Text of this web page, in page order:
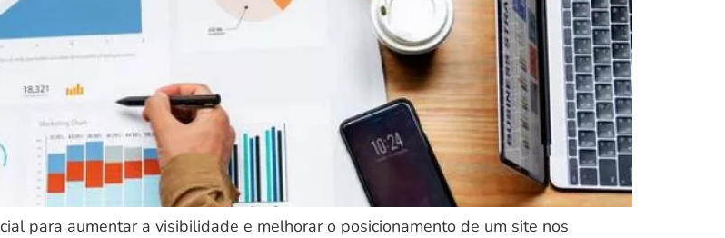
para aumentar a visibilidade e melhorar o posicionamento de um site nos